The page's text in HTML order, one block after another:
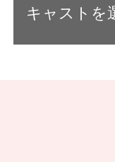
キャストを